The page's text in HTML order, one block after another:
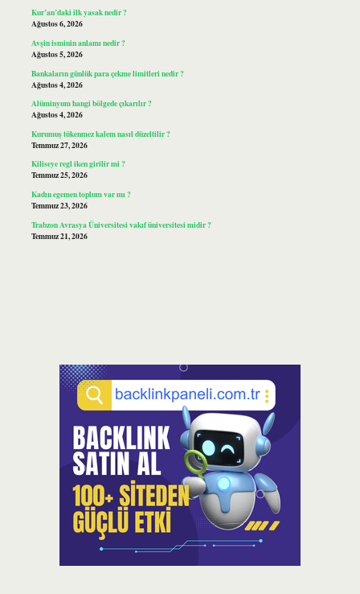
Kur’an’daki ilk yasak nedir ?
Ağustos 6, 2026
Avşin isminin anlamı nedir ?
Ağustos 5, 2026
Bankaların günlük para çekme limitleri nedir ?
Ağustos 4, 2026
Alüminyum hangi bölgede çıkarılır ?
Ağustos 4, 2026
Kurumuş tükenmez kalem nasıl düzeltilir ?
Temmuz 27, 2026
Kiliseye regl iken girilir mi ?
Temmuz 25, 2026
Kadın egemen toplum var mı ?
Temmuz 23, 2026
Trabzon Avrasya Üniversitesi vakıf üniversitesi midir ?
Temmuz 21, 2026